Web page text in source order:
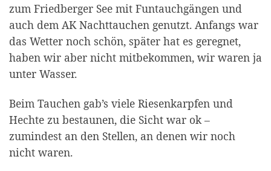
zum Friedberger See mit Funtauchgängen und
auch dem AK Nachttauchen genutzt. Anfangs war
das Wetter noch schön, später hat es geregnet,
haben wir aber nicht mitbekommen, wir waren ja
unter Wasser.
Beim Tauchen gab’s viele Riesenkarpfen und
Hechte zu bestaunen, die Sicht war ok –
zumindest an den Stellen, an denen wir noch
nicht waren.